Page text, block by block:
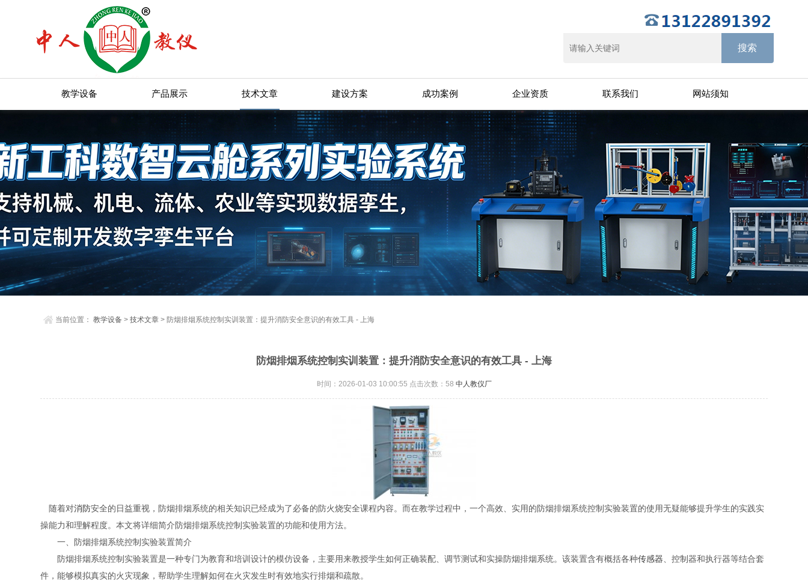
教学设备 产品展示 技术文章 建设方案 成功案例 企业资质 联系我们 网站须知
当前位置：教学设备 >技术文章 > 防烟排烟系统控制实训装置：提升消防安全意识的有效工具 - 上海
防烟排烟系统控制实训装置：提升消防安全意识的有效工具 - 上海
时间：2026-01-03 10:00:55 点击次数： 58 中人教仪厂
随着对消防安全的日益重视，防烟排烟系统的相关知识已经成为了必备的防火烧安全课程内容。而在教学过程中，一个高效、实用的防烟排烟系统控制实验装置的使用无疑能够提升学生的实践实
操能力和理解程度。本文将详细简介防烟排烟系统控制实验装置的功能和使用方法。
一、防烟排烟系统控制实验装置简介
防烟排烟系统控制实验装置是一种专门为教育和培训设计的模仿设备，主要用来教授学生如何正确装配、调节测试和实操防烟排烟系统。该装置含有概括各种传感器 、控制器和执行器等结合套
件，能够模拟真实的火灾现象，帮助学生理解如何在火灾发生时有效地实行排烟和疏散。